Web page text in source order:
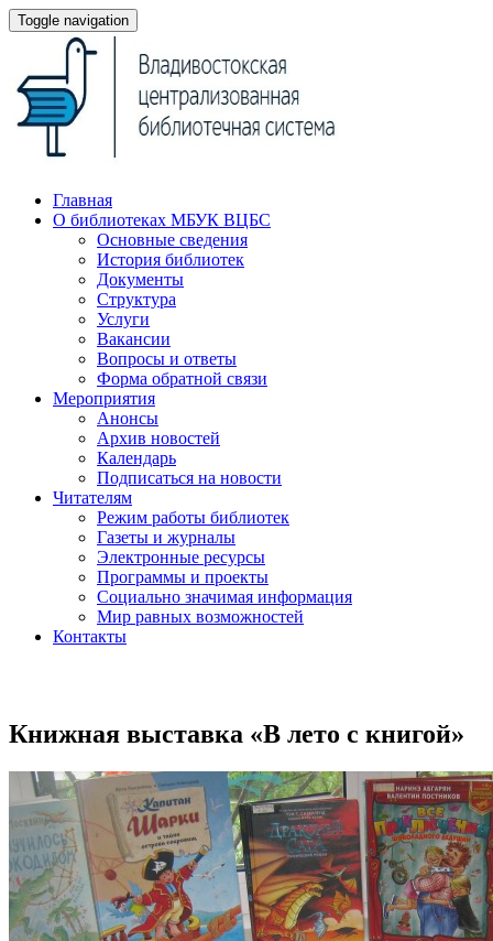
Toggle navigation
Главная
О библиотеках МБУК ВЦБС
Основные сведения
История библиотек
Документы
Структура
Услуги
Вакансии
Вопросы и ответы
Форма обратной связи
Мероприятия
Анонсы
Архив новостей
Календарь
Подписаться на новости
Читателям
Режим работы библиотек
Газеты и журналы
Электронные ресурсы
Программы и проекты
Социально значимая информация
Мир равных возможностей
Контакты
Книжная выставка «В лето с книгой»